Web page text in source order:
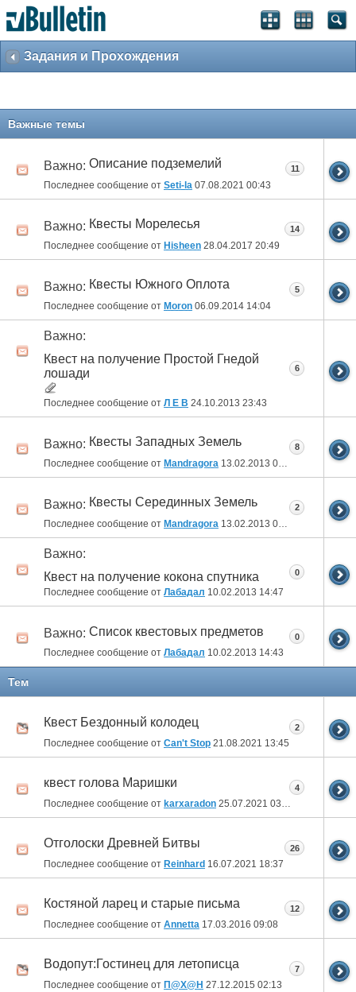
Задания и Прохождения
Важные темы
Важно: Описание подземелий
Последнее сообщение от Seti-la 07.08.2021 00:43
11
Важно: Квесты Морелесья
Последнее сообщение от Hisheen 28.04.2017 20:49
14
Важно: Квесты Южного Оплота
Последнее сообщение от Moron 06.09.2014 14:04
5
Важно:
Квест на получение Простой Гнедой
лошади
Последнее сообщение от Л Е В 24.10.2013 23:43
6
Важно: Квесты Западных Земель
Последнее сообщение от Mandragora 13.02.2013 05:03
8
Важно: Квесты Серединных Земель
Последнее сообщение от Mandragora 13.02.2013 04:42
2
Важно:
Квест на получение кокона спутника
Последнее сообщение от Лабадал 10.02.2013 14:47
0
Важно: Список квестовых предметов
Последнее сообщение от Лабадал 10.02.2013 14:43
0
Тем
Квест Бездонный колодец
Последнее сообщение от Can't Stop 21.08.2021 13:45
2
квест голова Маришки
Последнее сообщение от karxaradon 25.07.2021 03:28
4
Отголоски Древней Битвы
Последнее сообщение от Reinhard 16.07.2021 18:37
26
Костяной ларец и старые письма
Последнее сообщение от Annetta 17.03.2016 09:08
12
Водопут:Гостинец для летописца
Последнее сообщение от П@Х@Н 27.12.2015 02:13
7